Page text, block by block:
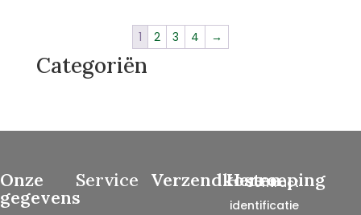
1 2 3 4 →
Categoriën
Onze
gegevens
Service Verzendkosten
Herroeping
Contract
identificatie